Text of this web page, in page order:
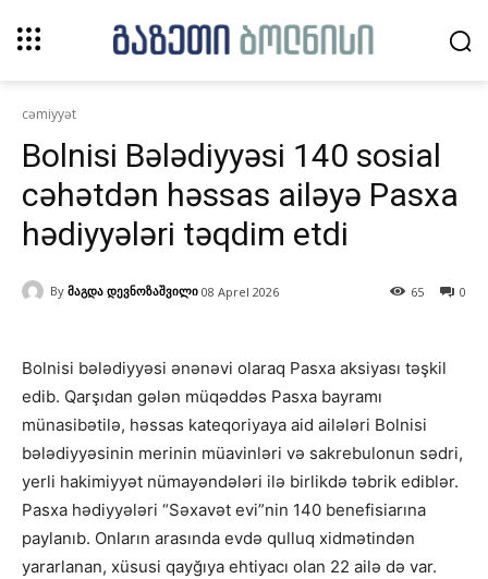
cəmiyyət
Bolnisi Bələdiyyəsi 140 sosial
cəhətdən həssas ailəyə Pasxa
hədiyyələri təqdim etdi
By მაგდა დევნოზაშვილი 08 Aprel 2026 0
65
Bolnisi bələdiyyəsi ənənəvi olaraq Pasxa aksiyası təşkil
edib. Qarşıdan gələn müqəddəs Pasxa bayramı
münasibətilə, həssas kateqoriyaya aid ailələri Bolnisi
bələdiyyəsinin merinin müavinləri və sakrebulonun sədri,
yerli hakimiyyət nümayəndələri ilə birlikdə təbrik ediblər.
Pasxa hədiyyələri “Səxavət evi”nin 140 benefisiarına
paylanıb. Onların arasında evdə qulluq xidmətindən
yararlanan, xüsusi qayğıya ehtiyacı olan 22 ailə də var.